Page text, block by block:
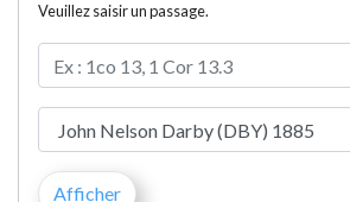
Veuillez saisir un passage.